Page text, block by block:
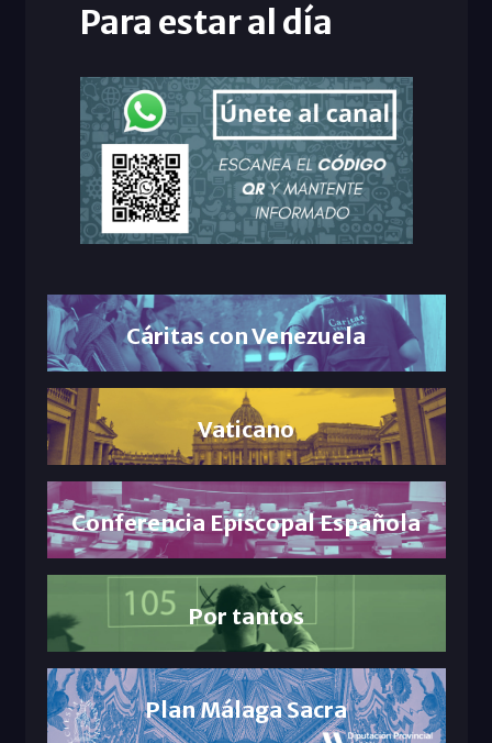
Para estar al día
Cáritas con Venezuela
Vaticano
Conferencia Episcopal Española
Por tantos
Plan Málaga Sacra